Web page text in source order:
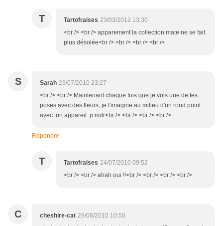
T Tartofraises 23/03/2012 13:30
<br /> <br /> apparement la collection mate ne se fait
plus désolée<br /> <br /> <br /> <br />
S Sarah 23/07/2010 23:27
<br /> <br /> Maintenant chaque fois que je vois une de tes
poses avec des fleurs, je t'imagine au milieu d'un rond point
avec ton appareil :p mdr<br /> <br /> <br /> <br />
Répondre
T Tartofraises 24/07/2010 09:52
<br /> <br /> ahah oui !!<br /> <br /> <br /> <br />
C cheshire-cat 29/06/2010 10:50